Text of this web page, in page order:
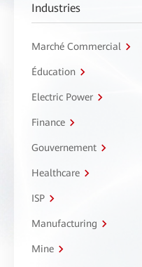
Industries
Marché Commercial
Éducation
Electric Power
Finance
Gouvernement
Healthcare
ISP
Manufacturing
Mine